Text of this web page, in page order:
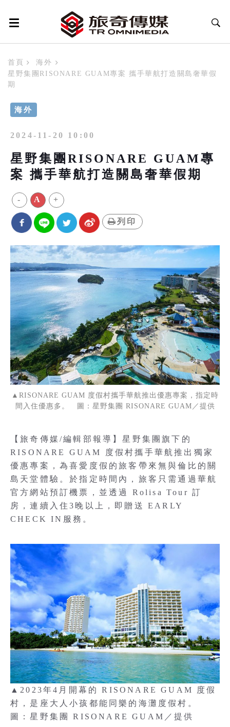
首頁
海外
星野集團RISONARE GUAM專案 攜手華航打造關島奢華假
期
海外
2024-11-20 10:00
星野集團RISONARE GUAM專
案 攜手華航打造關島奢華假期
- A +
列印
▲RISONARE GUAM 度假村攜手華航推出優惠專案，指定時
間入住優惠多。 圖：星野集團 RISONARE GUAM／提供
【旅奇傳媒/編輯部報導】星野集團旗下的
RISONARE GUAM 度假村攜手華航推出獨家
優惠專案，為喜愛度假的旅客帶來無與倫比的關
島天堂體驗。於指定時間內，旅客只需通過華航
官方網站預訂機票，並透過 Rolisa Tour 訂
房，連續入住3晚以上，即贈送 EARLY
CHECK IN服務。
▲2023年4月開幕的 RISONARE GUAM 度假
村，是座大人小孩都能同樂的海灘度假村。
圖：星野集團 RISONARE GUAM／提供